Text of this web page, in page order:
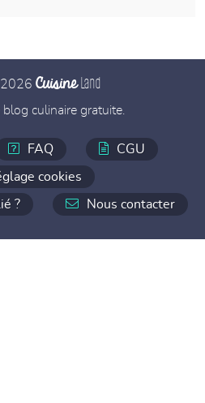
CuisineLand
culinaire gratuite.
FAQ CGU
cookies
? Nous contacter